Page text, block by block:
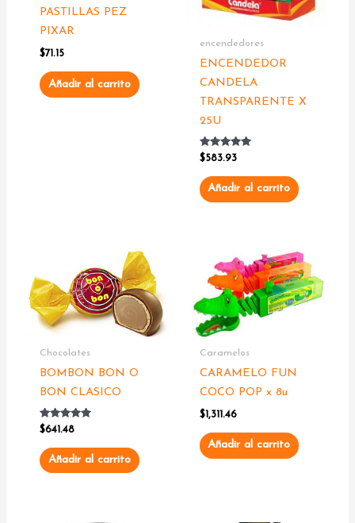
PASTILLAS PEZ
PIXAR
$71.15
Añadir al carrito
encendedores
ENCENDEDOR
CANDELA
TRANSPARENTE X
25U
Valorado
5.00
de 5
$583.93
Añadir al carrito
Chocolates
BOMBON BON O
BON CLASICO
Valorado
con
5.00
de 5
$641.48
Añadir al carrito
Caramelos
CARAMELO FUN
COCO POP x 8u
$1,311.46
Añadir al carrito